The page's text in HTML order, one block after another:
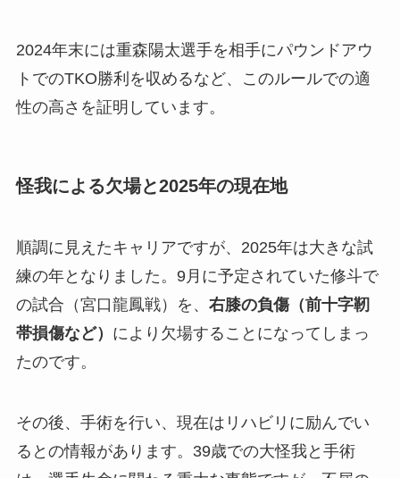
2024年末には重森陽太選手を相手にパウンドアウ
トでのTKO勝利を収めるなど、このルールでの適
性の高さを証明しています。
怪我による欠場と2025年の現在地
順調に見えたキャリアですが、2025年は大きな試
練の年となりました。9月に予定されていた修斗で
の試合（宮口龍鳳戦）を、 右膝の負傷（前十字靭
帯損傷など） により欠場することになってしまっ
たのです。
その後、手術を行い、現在はリハビリに励んでい
るとの情報があります。39歳での大怪我と手術